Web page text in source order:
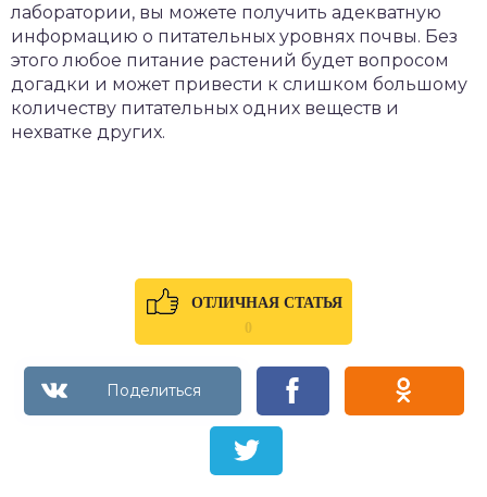
лаборатории, вы можете получить адекватную
информацию о питательных уровнях почвы. Без
этого любое питание растений будет вопросом
догадки и может привести к слишком большому
количеству питательных одних веществ и
нехватке других.
ОТЛИЧНАЯ СТАТЬЯ
0